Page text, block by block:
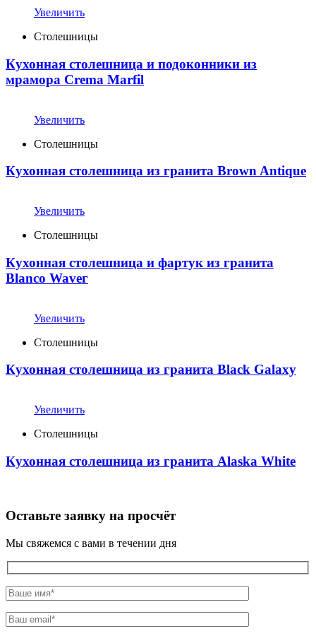
Увеличить
Столешницы
Кухонная столешница и подоконники из
мрамора Crema Marfil
Увеличить
Столешницы
Кухонная столешница из гранита Brown Antique
Увеличить
Столешницы
Кухонная столешница и фартук из гранита
Blanco Waveг
Увеличить
Столешницы
Кухонная столешница из гранита Black Galaxy
Увеличить
Столешницы
Кухонная столешница из гранита Alaska White
Оставьте заявку на просчёт
Мы свяжемся с вами в течении дня